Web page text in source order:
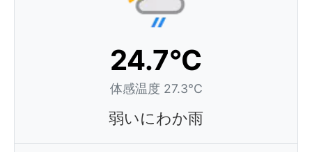
24.7°C
体感温度 27.3°C
弱いにわか雨